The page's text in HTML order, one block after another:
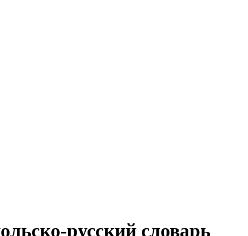
русский словарь